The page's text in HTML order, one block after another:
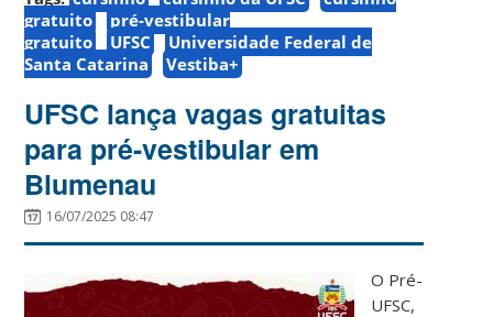
gratuito
pré-vestibular
gratuito
UFSC
Universidade Federal de
Santa Catarina
Vestiba+
UFSC lança vagas gratuitas
para pré-vestibular em
Blumenau
16/07/2025 08:47
O Pré-
UFSC,